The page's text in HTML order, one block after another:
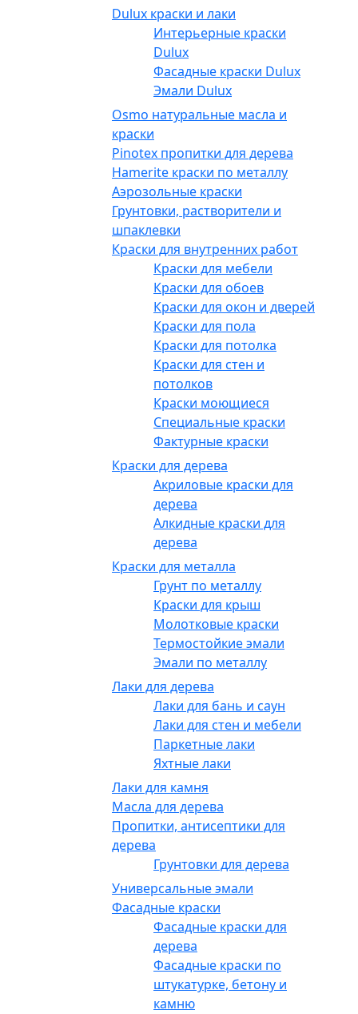
Dulux краски и лаки
Интерьерные краски
Dulux
Фасадные краски Dulux
Эмали Dulux
Osmo натуральные масла и
краски
Pinotex пропитки для дерева
Hamerite краски по металлу
Аэрозольные краски
Грунтовки, растворители и
шпаклевки
Краски для внутренних работ
Краски для мебели
Краски для обоев
Краски для окон и дверей
Краски для пола
Краски для потолка
Краски для стен и
потолков
Краски моющиеся
Специальные краски
Фактурные краски
Краски для дерева
Акриловые краски для
дерева
Алкидные краски для
дерева
Краски для металла
Грунт по металлу
Краски для крыш
Молотковые краски
Термостойкие эмали
Эмали по металлу
Лаки для дерева
Лаки для бань и саун
Лаки для стен и мебели
Паркетные лаки
Яхтные лаки
Лаки для камня
Масла для дерева
Пропитки, антисептики для
дерева
Грунтовки для дерева
Универсальные эмали
Фасадные краски
Фасадные краски для
дерева
Фасадные краски по
штукатурке, бетону и
камню